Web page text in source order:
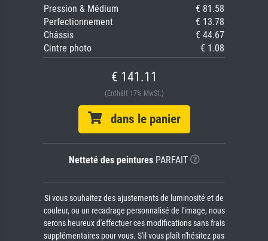
Pression & Médium
€ 81.58
Perfectionnement
€ 13.78
Châssis
€ 44.67
Cintre photo
€ 1.08
€ 141.11
(Enthält 17% MwSt.)
dans le panier
Netteté des peinturesPARFAIT
Si vous souhaitez des ajustements de luminosité et de
couleur, ou un recadrage personnalisé de l'image, nous
serons heureux d'effectuer ces modifications sans frais
supplémentaires pour vous. S'il vous plaît n'hésitez pas